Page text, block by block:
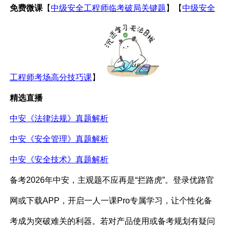
免费微课 【中级安全工程师临考破局关键题 】【中级安全
工程师考场高分技巧课】
精选直播
中安《法律法规》真题解析
中安《安全管理》真题解析
中安《安全技术》真题解析
备考2026年中安，主观题不应再是“拦路虎”。登录优路官
网或下载APP，开启一人一课Pro专属学习，让个性化备
考成为突破难关的利器。若对产品使用或备考规划有疑问